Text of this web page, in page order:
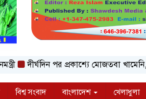
দীর্ঘদিন পর প্রকাশ্যে মোজতবা খামেনি, ১৩
বিশ্ব সংবাদ বাংলাদেশ খেলাধুলা